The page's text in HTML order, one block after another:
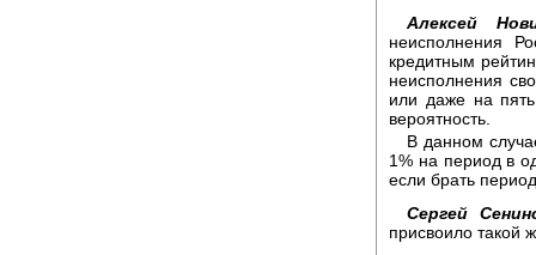
Алексей
неисполнения
кредитным
неисполнения
или даже на
вероятность.
В данном
1% на период в
если брать
Сергей
присвоило такой